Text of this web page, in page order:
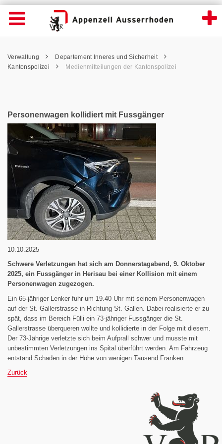
News Detailansicht - Appenzell
Wichtige
Seiten
Home
Inhalt
Kontakt
Navigation öffnen
Inhalt
Pfadnavigation
Verwaltung
Departement Inneres und Sicherheit
Kantonspolizei
Medienmitteilungen der Kantonspolizei
Personenwagen kollidiert mit Fussgänger
10.10.2025
Schwere Verletzungen hat sich am Donnerstagabend, 9. Oktober
2025, ein Fussgänger in Herisau bei einer Kollision mit einem
Personenwagen zugezogen.
Ein 65-jähriger Lenker fuhr um 19.40 Uhr mit seinem Personenwagen
auf der St. Gallerstrasse in Richtung St. Gallen. Dabei realisierte er zu
spät, dass im Bereich Fülli ein 73-jähriger Fussgänger die St.
Gallerstrasse überqueren wollte und kollidierte in der Folge mit diesem.
Der 73-Jährige verletzte sich beim Aufprall schwer und musste mit
unbestimmten Verletzungen ins Spital überführt werden. Am Fahrzeug
entstand Schaden in der Höhe von wenigen Tausend Franken.
Zurück